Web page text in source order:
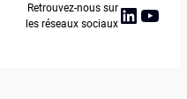
Retrouvez-nous sur
les réseaux sociaux